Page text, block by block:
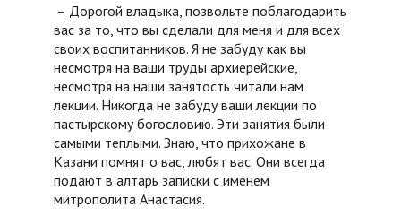
– Дорогой владыка, позвольте поблагодарить
вас за то, что вы сделали для меня и для всех
своих воспитанников. Я не забуду как вы
несмотря на ваши труды архиерейские,
несмотря на наши занятость читали нам
лекции. Никогда не забуду ваши лекции по
пастырскому богословию. Эти занятия были
самыми теплыми. Знаю, что прихожане в
Казани помнят о вас, любят вас. Они всегда
подают в алтарь записки с именем
митрополита Анастасия.